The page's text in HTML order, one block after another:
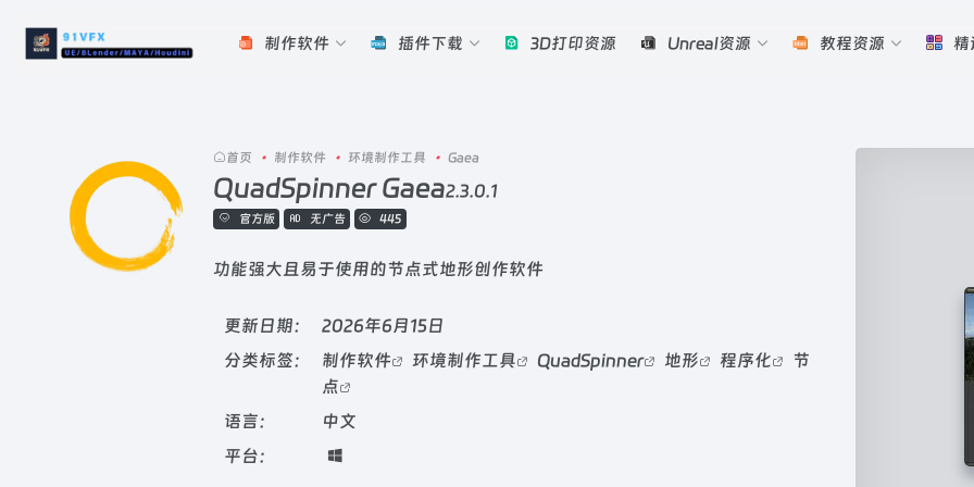
制作软件 插件下载 3D打印资源 Unreal资源 教程资源 精
首页 • 制作软件 • 环境制作工具 • Gaea
QuadSpinner Gaea2.3.0.1
官方版 无广告 445
功能强大且易于使用的节点式地形创作软件
更新日期：
2026年6月15日
分类标签：
制作软件 环境制作工具 QuadSpinner 地形 程序化
节
点
语言：
中文
平台：